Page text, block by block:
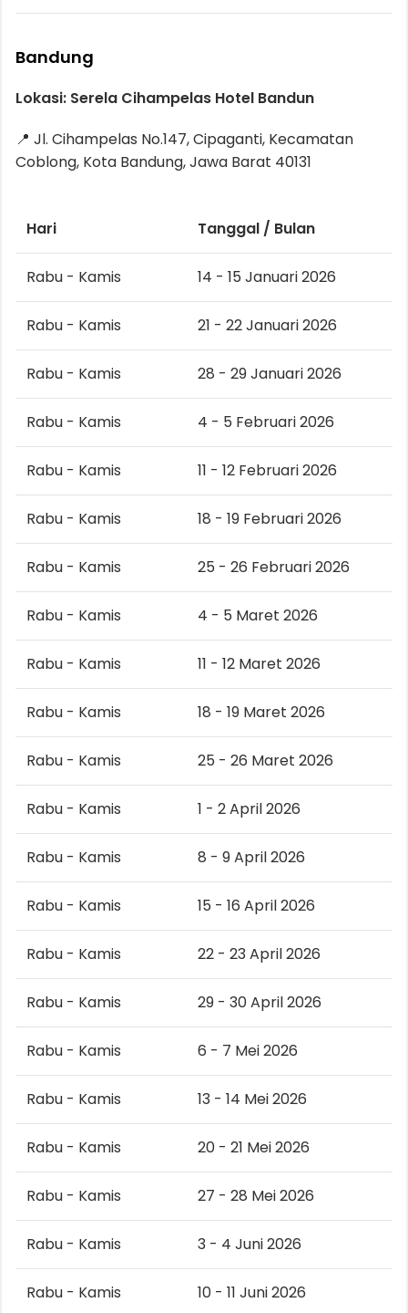
Bandung
Lokasi: Serela Cihampelas Hotel Bandun
📍 Jl. Cihampelas No.147, Cipaganti, Kecamatan
Coblong, Kota Bandung, Jawa Barat 40131
Hari Tanggal / Bulan
Rabu - Kamis 14 - 15 Januari 2026
Rabu - Kamis 21 - 22 Januari 2026
Rabu - Kamis 28 - 29 Januari 2026
Rabu - Kamis 4 - 5 Februari 2026
Rabu - Kamis 11 - 12 Februari 2026
Rabu - Kamis 18 - 19 Februari 2026
Rabu - Kamis 25 - 26 Februari 2026
Rabu - Kamis 4 - 5 Maret 2026
Rabu - Kamis 11 - 12 Maret 2026
Rabu - Kamis 18 - 19 Maret 2026
Rabu - Kamis 25 - 26 Maret 2026
Rabu - Kamis 1 - 2 April 2026
Rabu - Kamis 8 - 9 April 2026
Rabu - Kamis 15 - 16 April 2026
Rabu - Kamis 22 - 23 April 2026
Rabu - Kamis 29 - 30 April 2026
Rabu - Kamis 6 - 7 Mei 2026
Rabu - Kamis 13 - 14 Mei 2026
Rabu - Kamis 20 - 21 Mei 2026
Rabu - Kamis 27 - 28 Mei 2026
Rabu - Kamis 3 - 4 Juni 2026
Rabu - Kamis 10 - 11 Juni 2026